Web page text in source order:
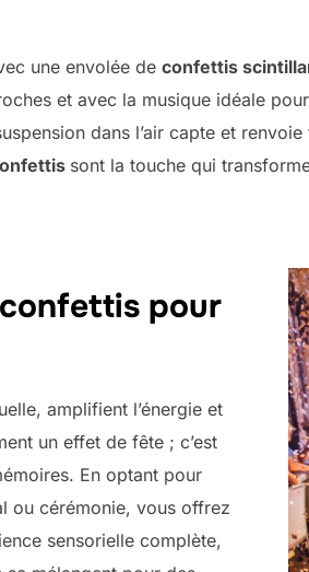
une envolée de confettis
et avec la musique idéale
dans l’air capte et
sont la touche qui
pour
amplifient l’énergie et
un effet de fête ; c’est
En optant pour
ou cérémonie, vous offrez
sensorielle complète,